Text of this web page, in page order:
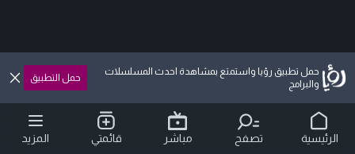
حمل تطبيق رؤيا واستمتع بمشاهدة احدث المسلسلات
والبرامج
حمل التطبيق
الرئيسية تصفح مباشر قائمتي المزيد